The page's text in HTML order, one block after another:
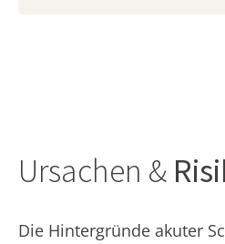
Ursachen &
Die Hintergründe akuter